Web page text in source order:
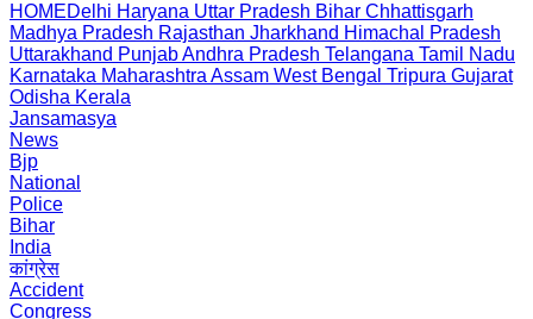
HOMEDelhi Haryana Uttar Pradesh Bihar Chhattisgarh
Madhya Pradesh Rajasthan Jharkhand Himachal Pradesh
Uttarakhand PunjabAndhra Pradesh Telangana Tamil Nadu
Karnataka Maharashtra Assam West Bengal Tripura Gujarat
Odisha Kerala
Jansamasya
News
Bjp
National
Police
Bihar
India
कांग्रेस
Accident
Congress